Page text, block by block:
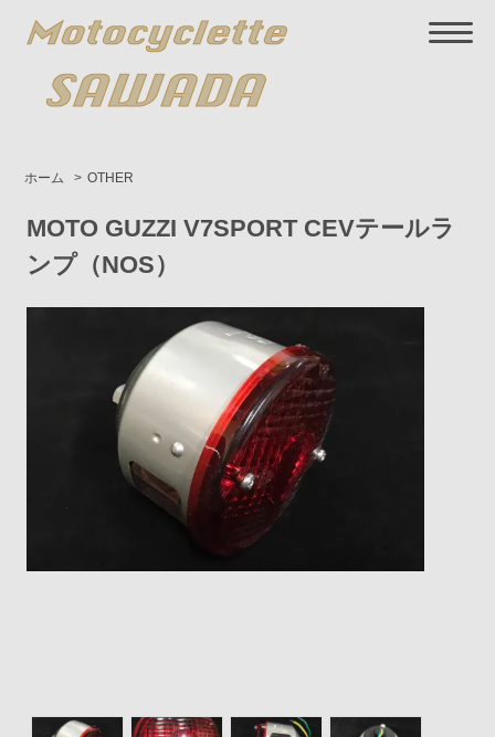
ホーム > OTHER
MOTO GUZZI V7SPORT CEVテールラ
ンプ（NOS）